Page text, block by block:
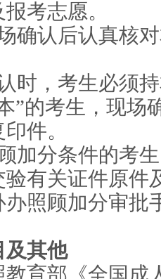
考志愿。
确认后认真核
时，考生必须
”的考生，现场
件。
加分条件的考
有关证件原件
办照顾加分审批
及其他
育部《全国成